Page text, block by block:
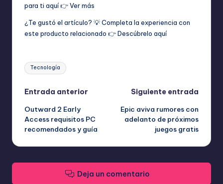
para ti aquí 👉Ver más
¿Te gustó el artículo? 💡 Completa la experiencia con
este producto relacionado 👉Descúbrelo aquí
Etiquetas:
Tecnología
Navegación
de
entradas
Entrada anterior
Outward 2 Early
Access requisitos PC
recomendados y guía
Siguiente entrada
Epic aviva rumores con
adelanto de próximos
juegos gratis
Deja un comentario